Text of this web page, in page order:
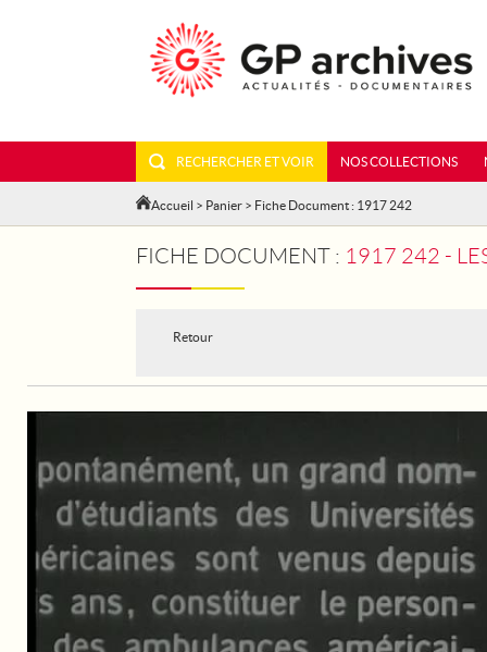
RECHERCHER ET VOIR NOS COLLECTIONS
Accueil > Panier > Fiche Document : 1917 242
FICHE DOCUMENT : 1917 242 -
Retour